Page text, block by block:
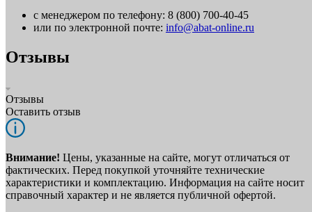
с менеджером по телефону: 8 (800) 700-40-45
или по электронной почте: info@abat-online.ru
Отзывы
Отзывы
Оставить отзыв
Внимание! Цены, указанные на сайте, могут отличаться от
фактических. Перед покупкой уточняйте технические
характеристики и комплектацию. Информация на сайте носит
справочный характер и не является публичной офертой.